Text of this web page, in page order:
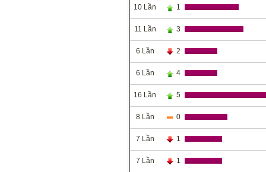
10 Lần 1
11 Lần 3
6 Lần 2
6 Lần 4
16 Lần 5
8 Lần 0
7 Lần 1
7 Lần 1